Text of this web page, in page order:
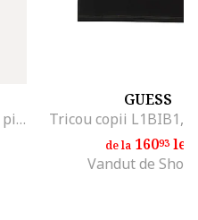
Set de tricouri regular fit - 2 piese, Alb/Albastru inchis
GUESS
Tricou copii L1BIB1,
de la 16093lei
Vandut de